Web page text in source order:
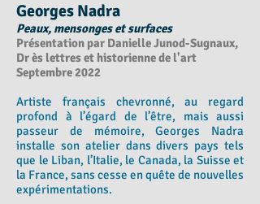
Georges Nadra
Peaux, mensonges et surfaces
Présentation par Danielle Junod-Sugnaux,
Dr ès lettres et historienne de l'art
Septembre 2022
Artiste français chevronné, au regard
profond à l’égard de l’être, mais aussi
passeur de mémoire, Georges Nadra
installe son atelier dans divers pays tels
que le Liban, l’Italie, le Canada, la Suisse et
la France, sans cesse en quête de nouvelles
expérimentations.